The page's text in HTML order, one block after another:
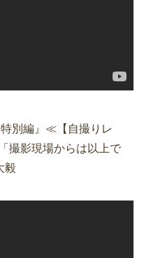
別編』≪【自撮りレ
撮影現場からは以上で
毅